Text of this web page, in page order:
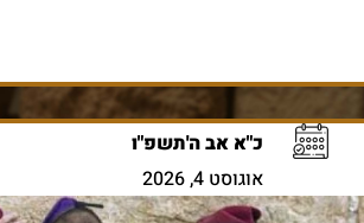
כ"א אב ה'תשפ"ו
אוגוסט 4, 2026